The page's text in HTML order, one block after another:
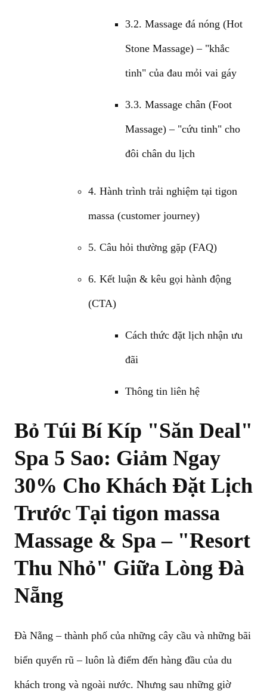
3.2. Massage đá nóng (Hot
Stone Massage) – "khắc
tinh" của đau mỏi vai gáy
3.3. Massage chân (Foot
Massage) – "cứu tinh" cho
đôi chân du lịch
4. Hành trình trải nghiệm tại tigon
massa (customer journey)
5. Câu hỏi thường gặp (FAQ)
6. Kết luận & kêu gọi hành động
(CTA)
Cách thức đặt lịch nhận ưu
đãi
Thông tin liên hệ
Bỏ Túi Bí Kíp "Săn Deal"
Spa 5 Sao: Giảm Ngay
30% Cho Khách Đặt Lịch
Trước Tại tigon massa
Massage & Spa – "Resort
Thu Nhỏ" Giữa Lòng Đà
Nẵng
Đà Nẵng – thành phố của những cây cầu và những bãi
biển quyến rũ – luôn là điểm đến hàng đầu của du
khách trong và ngoài nước. Nhưng sau những giờ